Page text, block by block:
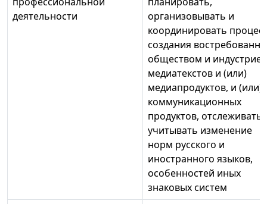
деятельности
организовывать и
координировать
создания
обществом и индустрией
медиатекстов и (или)
медиапродуктов, и (или)
коммуникационных
продуктов, отслеживать
учитывать изменение
норм русского и
иностранного языков,
особенностей иных
знаковых систем